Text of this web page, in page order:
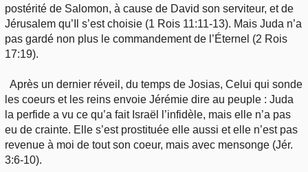
Mariage, famille
Sujets de A à Z
postérité de Salomon, à cause de David son serviteur, et de
Jérusalem qu’Il s’est choisie (1 Rois 11:11-13). Mais Juda n’a
pas gardé non plus le commandement de l’Éternel (2 Rois
17:19).
Après un dernier réveil, du temps de Josias, Celui qui sonde
les coeurs et les reins envoie Jérémie dire au peuple : Juda
la perfide a vu ce qu’a fait Israël l’infidèle, mais elle n’a pas
eu de crainte. Elle s’est prostituée elle aussi et elle n’est pas
revenue à moi de tout son coeur, mais avec mensonge (Jér.
3:6-10).